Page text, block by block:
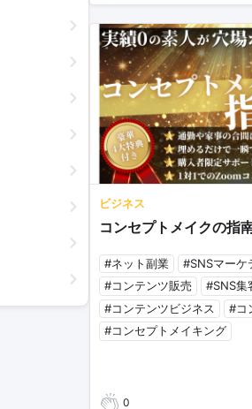
ビジネス
コンセプトメイクの指
#ネット副業
#SNSマーケ
#コンテンツ販売
#SNS集
#コンテンツビジネス
#コ
#コンセプトメイキング
0